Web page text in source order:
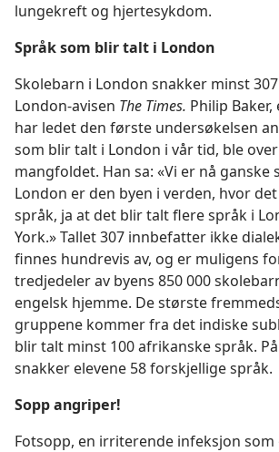
lungekreft og hjertesykdom.
Språk som blir talt i London
Skolebarn i London snakker minst
London-avisen The Times. Philip
har ledet den første undersøkelsen
som blir talt i London i vår tid, ble
mangfoldet. Han sa: «Vi er nå ganske
London er den byen i verden, hvor
språk, ja at det blir talt flere språk i
York.» Tallet 307 innbefatter ikke
finnes hundrevis av, og er muligens
tredjedeler av byens 850 000
engelsk hjemme. De største
gruppene kommer fra det indiske
blir talt minst 100 afrikanske språk.
snakker elevene 58 forskjellige språk.
Sopp angriper!
Fotsopp, en irriterende infeksjon